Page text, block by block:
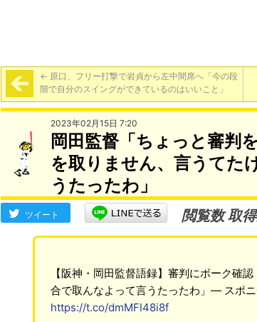
← 原口、フリー打撃で岩貞から左中間席へ「今の段
階で自分のスイングができているのはいいこと」
2023年02月15日 7:20
岡田監督「ちょっと審判
を取りません、言うてた
うたったわ」
ツイート 閲覧数 取
【阪神・岡田監督語録】審判にボーク確
合で取んなよって言うたったわ」― スポ
https://t.co/dmMFI48i8f